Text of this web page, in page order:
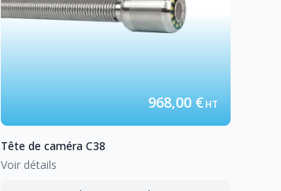
Tête de caméra C38
Voir détails
968,00 €HT